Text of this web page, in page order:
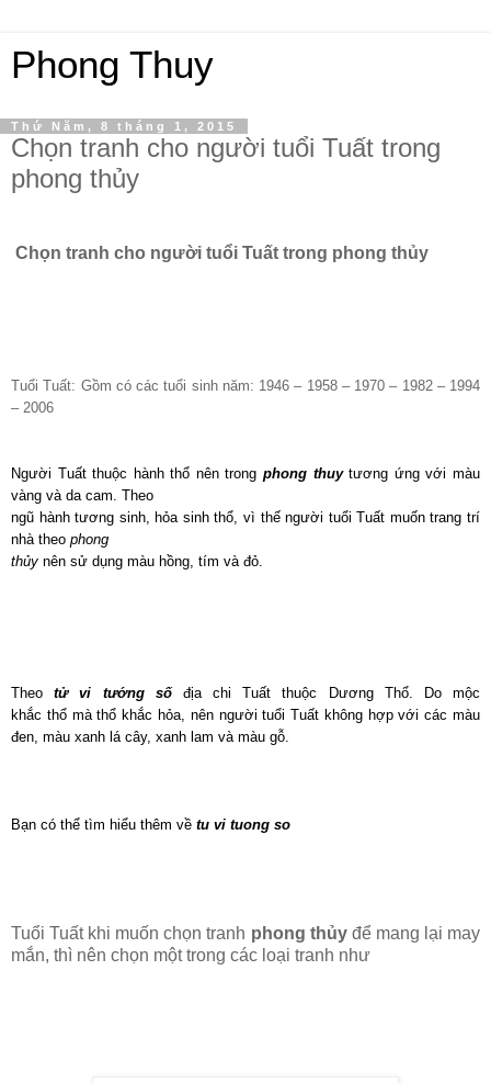
Phong Thuy
Thứ Năm, 8 tháng 1, 2015
Chọn tranh cho người tuổi Tuất trong
phong thủy
Chọn tranh cho người tuổi Tuất trong phong thủy
Tuổi Tuất: Gồm có các tuổi sinh năm: 1946 – 1958 – 1970 – 1982 – 1994
– 2006
Người Tuất thuộc hành thổ nên trongphong thuytương ứng với màu
vàng và da cam. Theo
ngũ hành tương sinh, hỏa sinh thổ, vì thếngười tuổi Tuất muốn trang trí
nhà theo phong
thủy nên sử dụng màu hồng, tím và đỏ.
Theo tử vi tướng số
địa chi Tuất thuộc Dương Thổ. Do mộc
khắc thổmà thổ khắc hỏa, nên người tuổi Tuất không hợp với cácmàu
đen, màu xanh lá cây, xanh lam và màu gỗ.
Bạn có thể tìm hiểu thêm về tu vi tuong so
Tuổi Tuất khi muốn chọn tranh phong thủyđể mang lại may
mắn, thì nên chọn một trong các loại tranh như